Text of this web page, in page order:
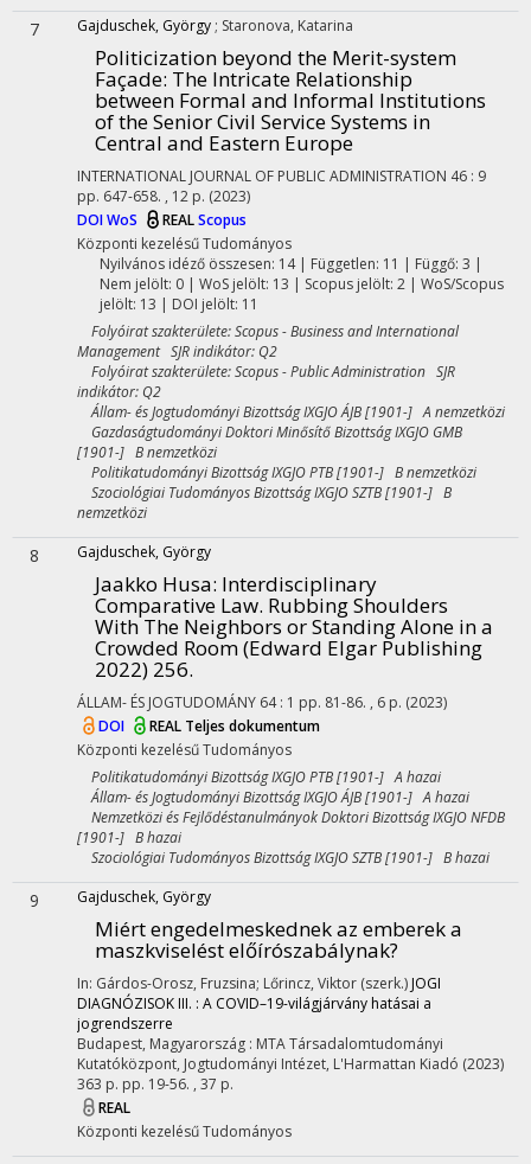
7 Gajduschek, György ; Staronova, Katarina
Politicization beyond the Merit-system
Façade: The Intricate Relationship
between Formal and Informal Institutions
of the Senior Civil Service Systems in
Central and Eastern Europe
INTERNATIONAL JOURNAL OF PUBLIC ADMINISTRATION 46 : 9
pp. 647-658. , 12 p. (2023)
DOIWoS REALScopus
Központi kezelésűTudományos
Nyilvános idéző összesen: 14| Független: 11 | Függő: 3 |
Nem jelölt: 0 | WoS jelölt: 13 | Scopus jelölt: 2 | WoS/Scopus
jelölt: 13 | DOI jelölt: 11
Folyóirat szakterülete: Scopus - Business and International
Management SJR indikátor: Q2
Folyóirat szakterülete: Scopus - Public Administration SJR
indikátor: Q2
Állam- és Jogtudományi Bizottság IXGJO ÁJB [1901-] A nemzetközi
Gazdaságtudományi Doktori Minősítő Bizottság IXGJO GMB
[1901-] B nemzetközi
Politikatudományi Bizottság IXGJO PTB [1901-] B nemzetközi
Szociológiai Tudományos Bizottság IXGJO SZTB [1901-] B
nemzetközi
8 Gajduschek, György
Jaakko Husa: Interdisciplinary
Comparative Law. Rubbing Shoulders
With The Neighbors or Standing Alone in a
Crowded Room (Edward Elgar Publishing
2022) 256.
ÁLLAM- ÉS JOGTUDOMÁNY 64: 1 pp. 81-86. , 6 p. (2023)
DOI
REAL Teljes dokumentum
Központi kezelésűTudományos
Politikatudományi Bizottság IXGJO PTB [1901-] A hazai
Állam- és Jogtudományi Bizottság IXGJO ÁJB [1901-] A hazai
Nemzetközi és Fejlődéstanulmányok Doktori Bizottság IXGJO NFDB
[1901-] B hazai
Szociológiai Tudományos Bizottság IXGJO SZTB [1901-] B hazai
9 Gajduschek, György
Miért engedelmeskednek az emberek a
maszkviselést előírószabálynak?
In: Gárdos-Orosz, Fruzsina; Lőrincz, Viktor (szerk.) JOGI
DIAGNÓZISOK III. : A COVID–19-világjárvány hatásai a
jogrendszerre
Budapest, Magyarország : MTA Társadalomtudományi
Kutatóközpont, Jogtudományi Intézet, L'Harmattan Kiadó (2023)
363 p. pp. 19-56. , 37 p.
REAL
Központi kezelésűTudományos